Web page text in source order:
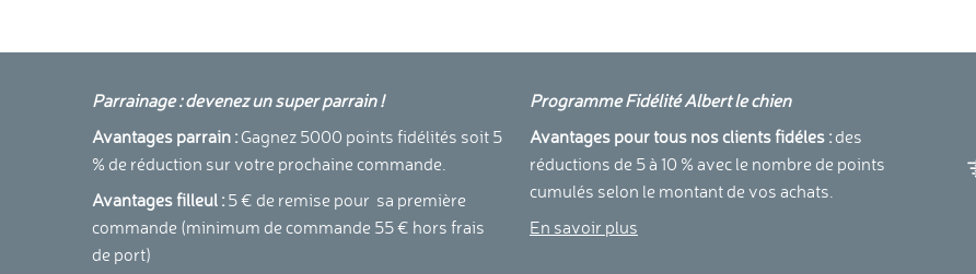
Parrainage : devenez un super parrain !
Avantages parrain : Gagnez 5000 points fidélités soit 5
% de réduction sur votre prochaine commande.
Avantages filleul : 5 € de remise pour sa première
commande (minimum de commande 55 € hors frais
de port)
Programme Fidélité Albert le chien
Avantages pour tous nos clients fidéles : des
réductions de 5 à 10 % avec le nombre de points
cumulés selon le montant de vos achats.
En savoir plus